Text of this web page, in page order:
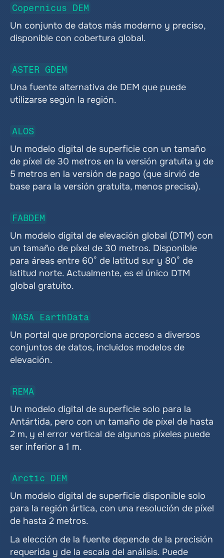
Copernicus DEM
Un conjunto de datos más moderno y preciso,
disponible con cobertura global.
ASTER GDEM
Una fuente alternativa de DEM que puede
utilizarse según la región.
ALOS
Un modelo digital de superficie con un tamaño
de píxel de 30 metros en la versión gratuita y de
5 metros en la versión de pago (que sirvió de
base para la versión gratuita, menos precisa).
FABDEM
Un modelo digital de elevación global (DTM) con
un tamaño de píxel de 30 metros. Disponible
para áreas entre 60° de latitud sur y 80° de
latitud norte. Actualmente, es el único DTM
global gratuito.
NASA EarthData
Un portal que proporciona acceso a diversos
conjuntos de datos, incluidos modelos de
elevación.
REMA
Un modelo digital de superficie solo para la
Antártida, pero con un tamaño de píxel de hasta
2 m, y el error vertical de algunos píxeles puede
ser inferior a 1 m.
Arctic DEM
Un modelo digital de superficie disponible solo
para la región ártica, con una resolución de píxel
de hasta 2 metros.
La elección de la fuente depende de la precisión
requerida y de la escala del análisis. Puede